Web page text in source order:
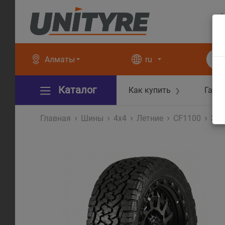
Алматы ru
Каталог Как купить ❯
Главная Шины 4x4 Летние CF1100